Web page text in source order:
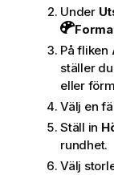
o
m
t
i
p
Under
På fliken
ställer
eller
Välj en
Ställ in
rundhet.
Välj